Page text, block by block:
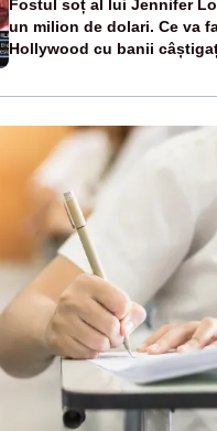
Fostul soț al lui Jennifer
un milion de dolari. Ce va
Hollywood cu banii